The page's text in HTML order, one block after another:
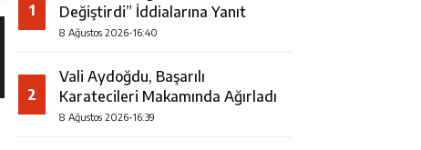
1
Değiştirdi” İddialarına Yanıt
8 Ağustos 2026-16:40
2
Vali Aydoğdu, Başarılı
Karatecileri Makamında Ağırladı
8 Ağustos 2026-16:39